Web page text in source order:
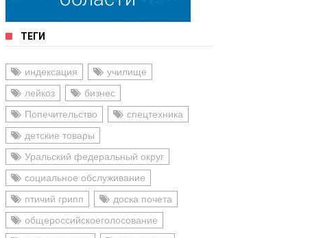
ТЕГИ
индексация
училище
лейкоз
бизнес
Попечительство
спецтехника
детские товары
Уральский федеральный округ
социальное обслуживание
птичий грипп
доска почета
общероссийскоеголосование